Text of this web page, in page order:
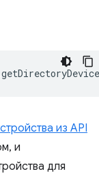
из API
и
для